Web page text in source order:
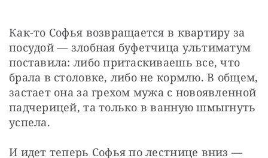
Как-то Софья возвращается в квартиру за
посудой — злобная буфетчица ультиматум
поставила: либо притаскиваешь все, что
брала в столовке, либо не кормлю. В общем,
застает она за грехом мужа с новоявленной
падчерицей, та только в ванную шмыгнуть
успела.
И идет теперь Софья по лестнице вниз —